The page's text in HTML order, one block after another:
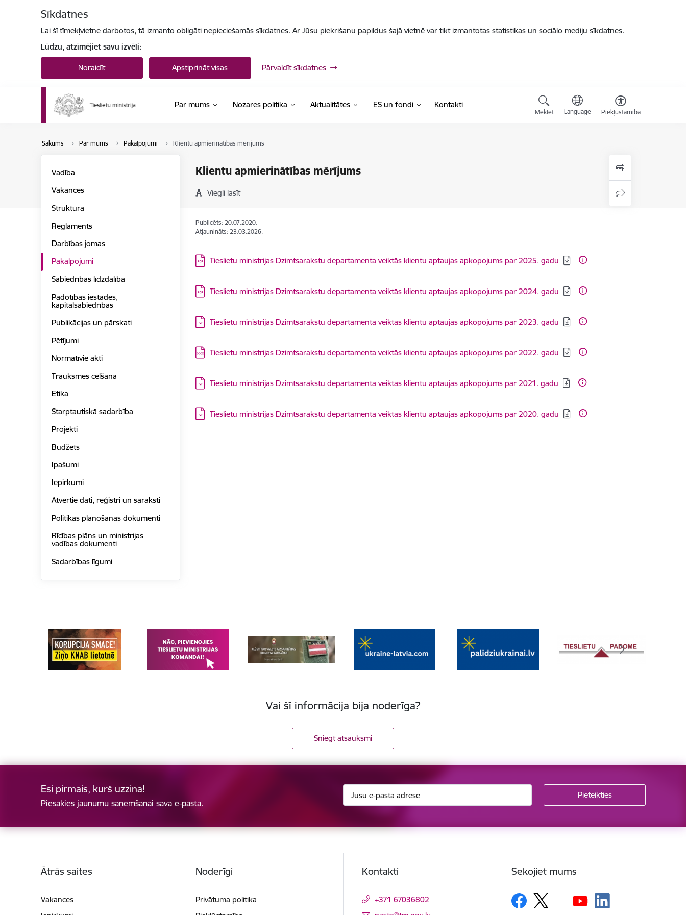
Sīkdatnes
Lai šī tīmekļvietne darbotos, tā izmanto obligāti nepieciešamās sīkdatnes. Ar Jūsu piekrišanu papildus šajā vietnē var tikt izmantotas statistikas un sociālo mediju sīkdatnes.
Lūdzu, atzīmējiet savu izvēli:
Noraidīt Apstiprināt visas Pārvaldīt sīkdatnes
Par mums Nozares politika Aktualitātes ES un fondi Kontakti
Meklēt Language Piekļūstamība
Sākums Par mums Pakalpojumi Klientu apmierinātības mērījums
Klientu apmierinātības mērījums
Viegli lasīt
Vadība
Vakances
Struktūra
Reglaments
Darbības jomas
Pakalpojumi
Sabiedrības līdzdalība
Padotības iestādes,
kapitālsabiedrības
Publikācijas un pārskati
Pētījumi
Normatīvie akti
Trauksmes celšana
Ētika
Starptautiskā sadarbība
Projekti
Budžets
Īpašumi
Iepirkumi
Atvērtie dati, reģistri un saraksti
Politikas plānošanas dokumenti
Rīcības plāns un ministrijas
vadības dokumenti
Sadarbības līgumi
Publicēts: 20.07.2020.
Atjaunināts: 23.03.2026.
Lejupielādēt:
Tieslietu ministrijas Dzimtsarakstu departamenta veiktās klientu aptaujas apkopojums par 2025. gadu
Lejupielādēt:
Tieslietu ministrijas Dzimtsarakstu departamenta veiktās klientu aptaujas apkopojums par 2024. gadu
Lejupielādēt:
Tieslietu ministrijas Dzimtsarakstu departamenta veiktās klientu aptaujas apkopojums par 2023. gadu
Lejupielādēt:
Tieslietu ministrijas Dzimtsarakstu departamenta veiktās klientu aptaujas apkopojums par 2022. gadu
Lejupielādēt:
Tieslietu ministrijas Dzimtsarakstu departamenta veiktās klientu aptaujas apkopojums par 2021. gadu
Lejupielādēt:
Tieslietu ministrijas Dzimtsarakstu departamenta veiktās klientu aptaujas apkopojums par 2020. gadu
Vai šī informācija bija noderīga?
Sniegt atsauksmi
Esi pirmais, kurš uzzina!
Piesakies jaunumu saņemšanai savā e-pastā.
Ātrās saites
Vakances
Noderīgi
Privātuma politika
Kontakti
+371 67036802
Sekojiet mums